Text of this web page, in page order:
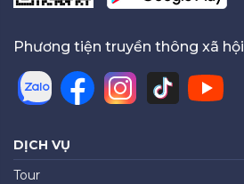
Phương tiện truyền thông xã hội
DỊCH VỤ
Tour